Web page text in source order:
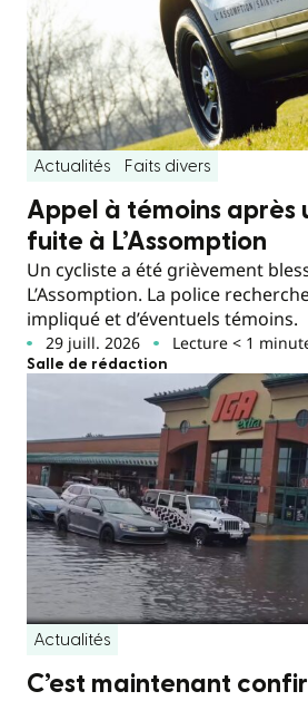
Actualités Faits divers
Appel à témoins après
fuite à L’Assomption
Un cycliste a été grièvement
L’Assomption. La police
impliqué et d’éventuels témoins.
29 juill. 2026 Lecture < 1
Salle de rédaction
Actualités
C’est maintenant